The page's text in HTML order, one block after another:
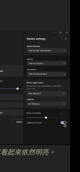
起來依然明亮。